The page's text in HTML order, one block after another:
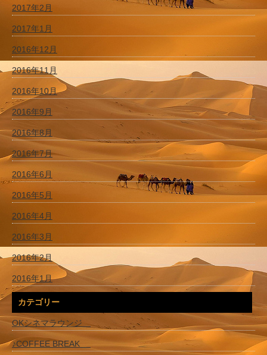
2017年2月
2017年1月
2016年12月
2016年11月
2016年10月
2016年9月
2016年8月
2016年7月
2016年6月
2016年5月
2016年4月
2016年3月
2016年2月
2016年1月
カテゴリー
OKシネマラウンジ
♪COFFEE BREAK